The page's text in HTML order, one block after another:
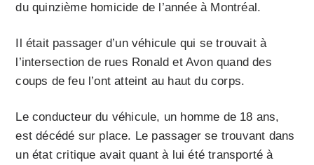
du quinzième homicide de l’année à Montréal.
Il était passager d’un véhicule qui se trouvait à
l’intersection de rues Ronald et Avon quand des
coups de feu l’ont atteint au haut du corps.
Le conducteur du véhicule, un homme de 18 ans,
est décédé sur place. Le passager se trouvant dans
un état critique avait quant à lui été transporté à